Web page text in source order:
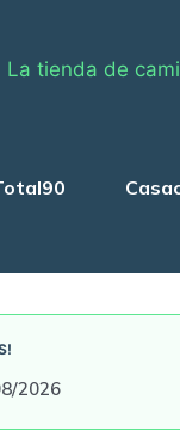
La tienda de
2026